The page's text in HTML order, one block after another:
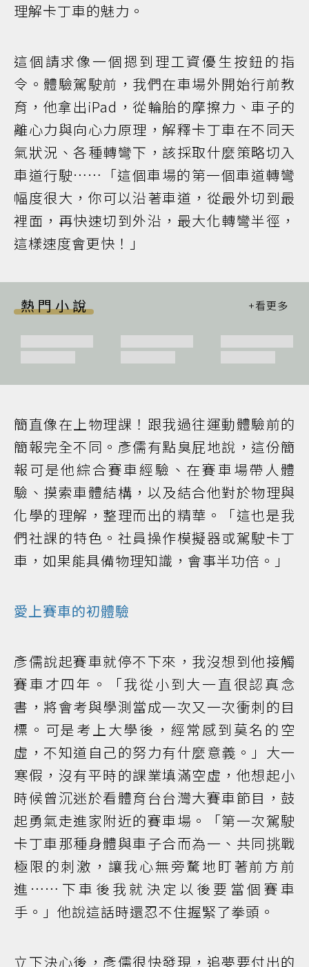
理解卡丁車的魅力。
這個請求像一個摁到理工資優生按鈕的指
令。體驗駕駛前，我們在車場外開始行前教
育，他拿出iPad，從輪胎的摩擦力、車子的
離心力與向心力原理，解釋卡丁車在不同天
氣狀況、各種轉彎下，該採取什麼策略切入
車道行駛……「這個車場的第一個車道轉彎
幅度很大，你可以沿著車道，從最外切到最
裡面，再快速切到外沿，最大化轉彎半徑，
這樣速度會更快！」
熱門小說
簡直像在上物理課！跟我過往運動體驗前的
簡報完全不同。彥儒有點臭屁地說，這份簡
報可是他綜合賽車經驗、在賽車場帶人體
驗、摸索車體結構，以及結合他對於物理與
化學的理解，整理而出的精華。「這也是我
們社課的特色。社員操作模擬器或駕駛卡丁
車，如果能具備物理知識，會事半功倍。」
愛上賽車的初體驗
彥儒說起賽車就停不下來，我沒想到他接觸
賽車才四年。「我從小到大一直很認真念
書，將會考與學測當成一次又一次衝刺的目
標。可是考上大學後，經常感到莫名的空
虛，不知道自己的努力有什麼意義。」大一
寒假，沒有平時的課業填滿空虛，他想起小
時候曾沉迷於看體育台台灣大賽車節目，鼓
起勇氣走進家附近的賽車場。「第一次駕駛
卡丁車那種身體與車子合而為一、共同挑戰
極限的刺激，讓我心無旁騖地盯著前方前
進……下車後我就決定以後要當個賽車
手。」他說這話時還忍不住握緊了拳頭。
立下決心後，彥儒很快發現，追夢要付出的